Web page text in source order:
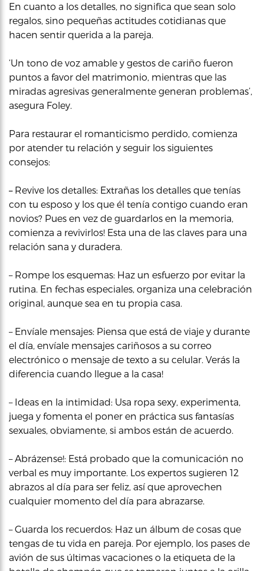
En cuanto a los detalles, no significa que sean solo
regalos, sino pequeñas actitudes cotidianas que
hacen sentir querida a la pareja.
‘Un tono de voz amable y gestos de cariño fueron
puntos a favor del matrimonio, mientras que las
miradas agresivas generalmente generan problemas’,
asegura Foley.
Para restaurar el romanticismo perdido, comienza
por atender tu relación y seguir los siguientes
consejos:
–Revive los detalles: Extrañas los detalles que tenías
con tu esposo y los que él tenía contigo cuando eran
novios? Pues en vez de guardarlos en la memoria,
comienza a revivirlos! Esta una de las claves para una
relación sana y duradera.
– Rompe los esquemas: Haz un esfuerzo por evitar la
rutina. En fechas especiales, organiza una celebración
original, aunque sea en tu propia casa.
– Envíale mensajes: Piensa que está de viaje y durante
el día, envíale mensajes cariñosos a su correo
electrónico o mensaje de texto a su celular. Verás la
diferencia cuando llegue a la casa!
– Ideas en la intimidad: Usa ropa sexy, experimenta,
juega y fomenta el poner en práctica sus fantasías
sexuales, obviamente, si ambos están de acuerdo.
– Abrázense!: Está probado que la comunicación no
verbal es muy importante. Los expertos sugieren 12
abrazos al día para ser feliz, así que aprovechen
cualquier momento del día para abrazarse.
– Guarda los recuerdos: Haz un álbum de cosas que
tengas de tu vida en pareja. Por ejemplo, los pases de
avión de sus últimas vacaciones o la etiqueta de la